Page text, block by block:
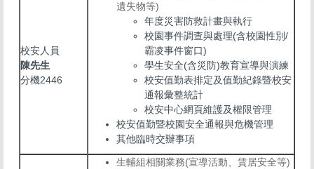
學生防災教育
校安人員
陳先生
分機2446
遺失物等)
年度災害防救計畫與執行
校園事件調查與處理(含校園性別/
霸凌事件窗口)
學生安全(含災防)教育宣導與演練
校安值勤表排定及值勤紀錄暨校安
通報彙整統計
校安中心網頁維護及權限管理
校安值勤暨校園安全通報與危機管理
其他臨時交辦事項
生輔組相關業務(宣導活動、賃居安全等)